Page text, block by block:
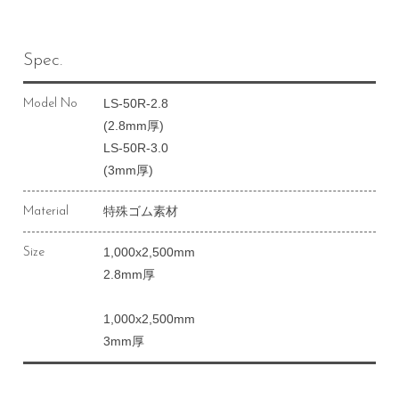
Spec.
Model No
LS-50R-2.8
(2.8mm厚)
LS-50R-3.0
(3mm厚)
Material 特殊ゴム素材
Size
1,000x2,500mm
2.8mm厚
1,000x2,500mm
3mm厚